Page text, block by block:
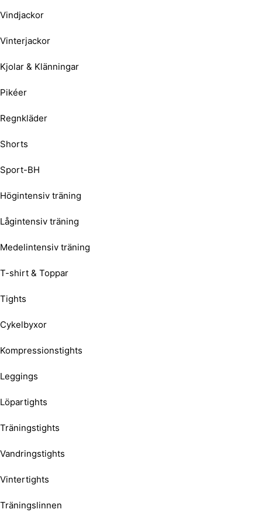
Vindjackor
Vinterjackor
Kjolar & Klänningar
Pikéer
Regnkläder
Shorts
Sport-BH
Högintensiv träning
Lågintensiv träning
Medelintensiv träning
T-shirt & Toppar
Tights
Cykelbyxor
Kompressionstights
Leggings
Löpartights
Träningstights
Vandringstights
Vintertights
Träningslinnen